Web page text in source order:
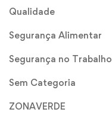
Qualidade
Segurança Alimentar
Segurança no Trabalho
Sem Categoria
ZONAVERDE